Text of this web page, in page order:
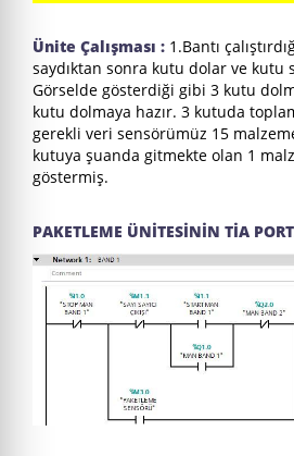
Ünite Çalışması : 1.Bantı
saydıktan sonra kutu dolar ve kutu
Görselde gösterdiği gibi 3 kutu
kutu dolmaya hazır. 3 kutuda
gerekli veri sensörümüz 15
kutuya şuanda gitmekte olan 1
göstermiş.
PAKETLEME ÜNİTESİNİN TİA